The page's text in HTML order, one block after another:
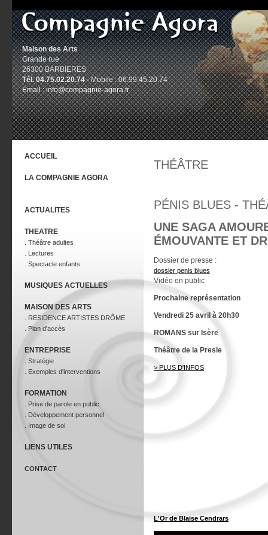
Maison des Arts
Grande rue
26300 BARBIERES
Tél. 04.75.02.20.74 -Mobile : 06.99.45.20.74
Email :info@compagnie-agora.fr
ACCUEIL
LA COMPAGNIE AGORA
ACTUALITES
THEATRE
. Théâtre adultes
. Lectures
. Spectacle enfants
MUSIQUES ACTUELLES
MAISON DES ARTS
. RESIDENCE ARTISTES DRÔME
. Plan d'accès
ENTREPRISE
. Stratégie
. Exemples d'interventions
FORMATION
. Prise de parole en public
. Développement personnel
. Image de soi
LIENS UTILES
CONTACT
THÉÂTRE
PÉNIS BLUES -
UNE SAGA
ÉMOUVANTE ET
Dossier de presse :
dossier penis blues
Vidéo en public
Prochaine représentation
Vendredi 25 avril à 20h30
ROMANS sur Isère
Théâtre de la Presle
> PLUS D'INFOS
L'Or de Blaise Cendrars